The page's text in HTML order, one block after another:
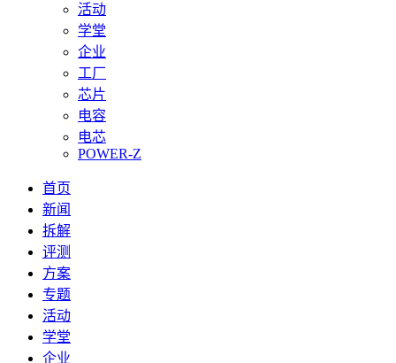
活动
学堂
企业
工厂
芯片
电容
电芯
POWER-Z
首页
新闻
拆解
评测
方案
专题
活动
学堂
企业